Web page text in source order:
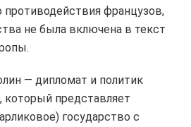
противодействия французов,
не была включена в текст
— дипломат и политик
представляет
государство с